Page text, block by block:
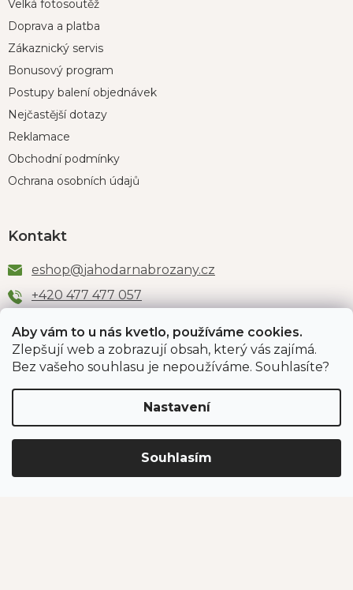
Aby vám to u nás kvetlo, používáme cookies.
Zlepšují web a zobrazují obsah, který vás zajímá.
Bez vašeho souhlasu je nepoužíváme. Souhlasíte?
Nastavení
Souhlasím
Velká fotosoutěž
Doprava a platba
Zákaznický servis
Bonusový program
Postupy balení objednávek
Nejčastější dotazy
Reklamace
Obchodní podmínky
Ochrana osobních údajů
Kontakt
eshop@jahodarnabrozany.cz
+420 477 477 057
Odběr newsletteru
PŘIHLÁSIT SE